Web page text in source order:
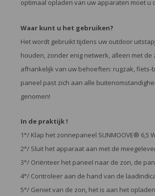
optimaal opladen van uw apparaten moet
Waar kunt u het gebruiken?
Het wordt gebruikt tijdens uw outdoor
houden, zonder enig netwerk, alleen met de
afhankelijk van uw behoeften: rugzak,
paneel past zich aan alle
genomen!
In de praktijk !
1°/ Klap het zonnepaneel SUNMOOVE® 6,5
2°/ Sluit het apparaat aan met de
3°/ Oriënteer het paneel naar de zon, de
4°/ Controleer aan de hand van de
5°/ Geniet van de zon, het is aan het